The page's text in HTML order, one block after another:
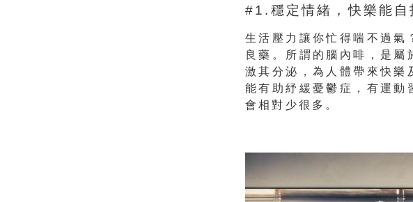
#1.穩定情緒，快樂能自
生活壓力讓你忙得喘不過氣
良藥。所謂的腦內啡，是屬
激其分泌，為人體帶來快樂
能有助紓緩憂鬱症，有運動
會相對少很多。